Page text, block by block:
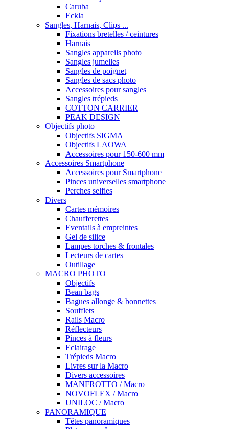
Caruba
Eckla
Sangles, Harnais, Clips ...
Fixations bretelles / ceintures
Harnais
Sangles appareils photo
Sangles jumelles
Sangles de poignet
Sangles de sacs photo
Accessoires pour sangles
Sangles trépieds
COTTON CARRIER
PEAK DESIGN
Objectifs photo
Objectifs SIGMA
Objectifs LAOWA
Accessoires pour 150-600 mm
Accessoires Smartphone
Accessoires pour Smartphone
Pinces universelles smartphone
Perches selfies
Divers
Cartes mémoires
Chaufferettes
Eventails à empreintes
Gel de silice
Lampes torches & frontales
Lecteurs de cartes
Outillage
MACRO PHOTO
Objectifs
Bean bags
Bagues allonge & bonnettes
Soufflets
Rails Macro
Réflecteurs
Pinces à fleurs
Eclairage
Trépieds Macro
Livres sur la Macro
Divers accessoires
MANFROTTO / Macro
NOVOFLEX / Macro
UNILOC / Macro
PANORAMIQUE
Têtes panoramiques